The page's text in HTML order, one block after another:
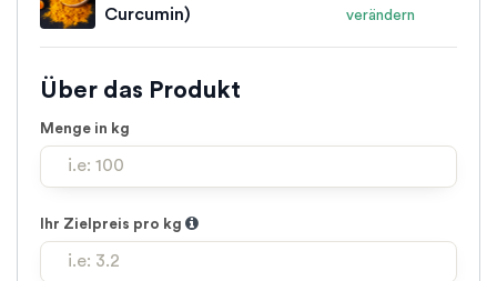
Curcumin)
verändern
Über das Produkt
Menge in kg
Ihr Zielpreis pro kg